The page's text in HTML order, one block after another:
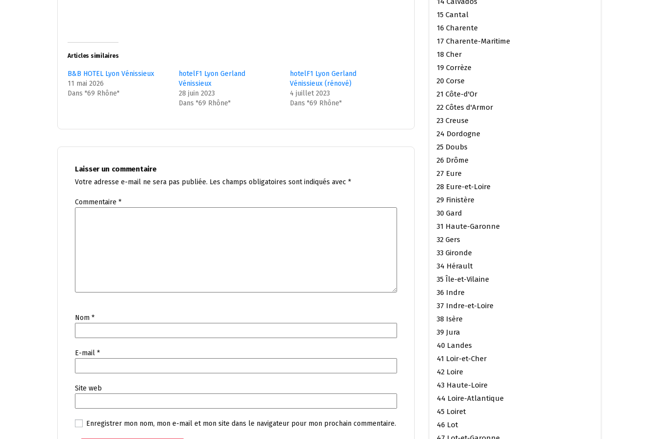
Articles similaires
B&B HOTEL Lyon Vénissieux
11 mai 2026
Dans "69 Rhône"
hotelF1 Lyon Gerland
Vénissieux
28 juin 2023
Dans "69 Rhône"
hotelF1 Lyon Gerland
Vénissieux (rénové)
4 juillet 2023
Dans "69 Rhône"
Laisser un commentaire
Votre adresse e-mail ne sera pas publiée. Les champs obligatoires sont indiqués avec *
Commentaire *
Nom *
E-mail *
Site web
Enregistrer mon nom, mon e-mail et mon site dans le navigateur pour mon prochain commentaire.
15 Cantal
16 Charente
17 Charente-Maritime
18 Cher
19 Corrèze
20 Corse
21 Côte-d'Or
22 Côtes d'Armor
23 Creuse
24 Dordogne
25 Doubs
26 Drôme
27 Eure
28 Eure-et-Loire
29 Finistère
30 Gard
31 Haute-Garonne
32 Gers
33 Gironde
34 Hérault
35 Île-et-Vilaine
36 Indre
37 Indre-et-Loire
38 Isère
39 Jura
40 Landes
41 Loir-et-Cher
42 Loire
43 Haute-Loire
44 Loire-Atlantique
45 Loiret
46 Lot